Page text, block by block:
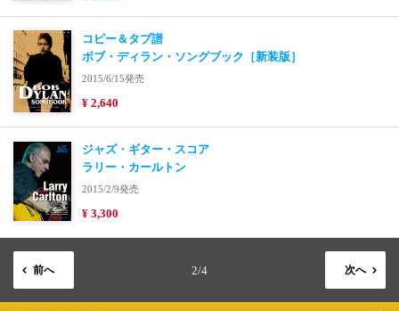
コピー＆タブ譜
ボブ・ディラン・ソングブック［新装版］
2015/6/15発売
¥ 2,640
ジャズ・ギター・スコア
ラリー・カールトン
2015/2/9発売
¥ 3,300
前へ 2/4 次へ